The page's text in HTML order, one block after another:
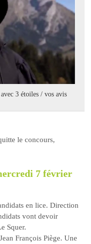
3 étoiles / vos avis
le concours,
7 février
en lice. Direction
vont devoir
Squer.
François Piège. Une